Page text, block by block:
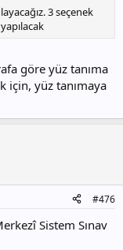
3 seçenek
göre yüz tanıma
için, yüz tanımaya
#476
Sistem Sınav